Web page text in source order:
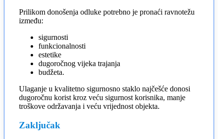
Prilikom donošenja odluke potrebno je pronaći ravnotežu
između:
sigurnosti
funkcionalnosti
estetike
dugoročnog vijeka trajanja
budžeta.
Ulaganje u kvalitetno sigurnosno staklo najčešće donosi
dugoročnu korist kroz veću sigurnost korisnika, manje
troškove održavanja i veću vrijednost objekta.
Zaključak